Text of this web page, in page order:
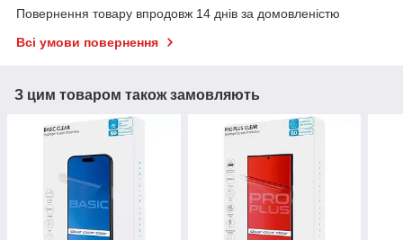
Повернення товару впродовж 14 днів за домовленістю
Всі умови повернення
З цим товаром також замовляють